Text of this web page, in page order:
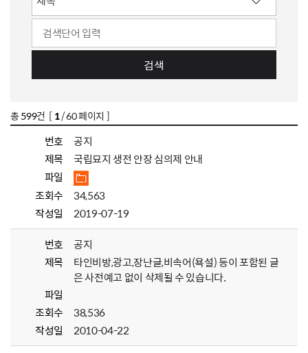
검색
총 599건 [ 1/ 60 페이지 ]
번호
공지
제목
국립묘지 생전 안장 심의제 안내
파일
조회수
34,563
작성일
2019-07-19
번호
공지
제목
타인비방,광고,장난글,비속어(욕설) 등이 포함된 글
은 사전예고 없이 삭제될 수 있습니다.
파일
조회수
38,536
작성일
2010-04-22